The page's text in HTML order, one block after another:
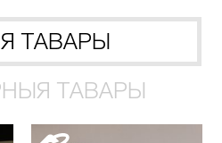
ТАВАРЫ
ТАВАРЫ